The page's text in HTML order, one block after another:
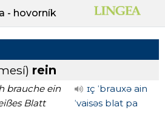
- hovorník
rein
brauche ein
Blatt
ɪç ˈbrauxə ain
ˈvaisəs blat pa